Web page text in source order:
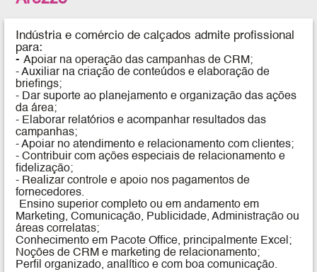
Indústria e comércio de calçados admite profissional
para:
-Apoiar na operação das campanhas de CRM;
- Auxiliar na criação de conteúdos e elaboração de
briefings;
- Dar suporte ao planejamento e organização das ações
da área;
- Elaborar relatórios e acompanhar resultados das
campanhas;
- Apoiar no atendimento e relacionamento com clientes;
- Contribuir com ações especiais de relacionamento e
fidelização;
- Realizar controle e apoio nos pagamentos de
fornecedores.
Ensino superior completo ou em andamento em
Marketing, Comunicação, Publicidade, Administração ou
áreas correlatas;
Conhecimento em Pacote Office, principalmente Excel;
Noções de CRM e marketing de relacionamento;
Perfil organizado, analítico e com boa comunicação.